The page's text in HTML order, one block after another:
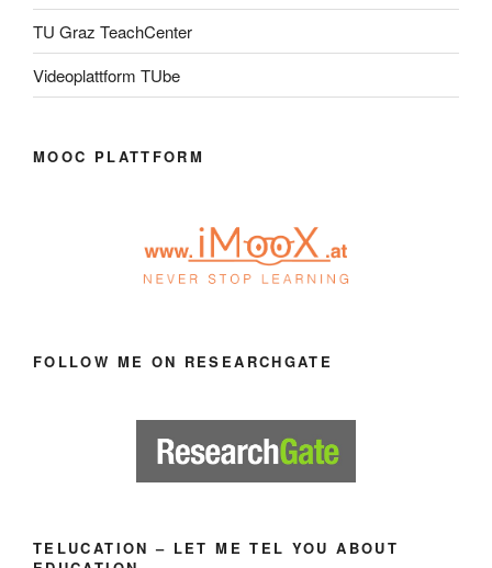
TU Graz TeachCenter
Videoplattform TUbe
MOOC PLATTFORM
FOLLOW ME ON RESEARCHGATE
TELUCATION – LET ME TEL YOU ABOUT